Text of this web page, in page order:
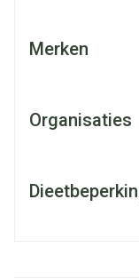
Merken
Organisaties